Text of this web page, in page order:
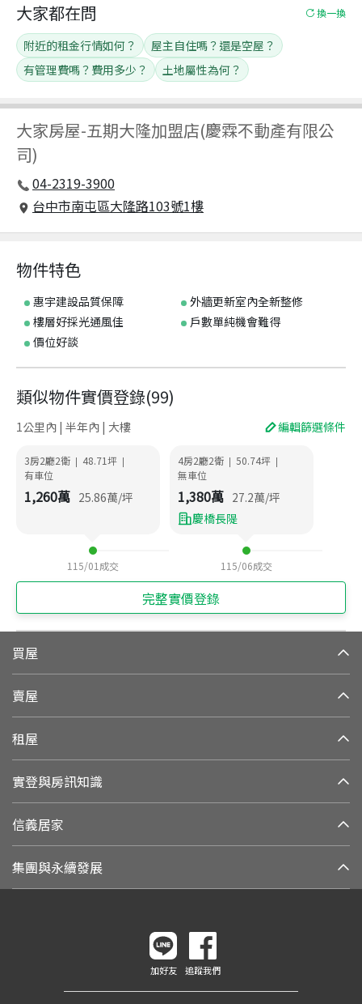
大家房屋-五期大隆加盟店(慶霖不動產有限公
司)
04-2319-3900
台中市南屯區大隆路103號1樓
大家都在問 換一換
附近的租金行情如何？
屋主自住嗎？還是空屋？
有管理費嗎？費用多少？
土地屬性為何？
物件特色
惠宇建設品質保障
外牆更新室內全新整修
樓層好採光通風佳
戶數單純機會難得
價位好談
類似物件實價登錄(99)
1公里內 | 半年內 | 大樓 編輯篩選條件
3房2廳2衛 | 48.71坪 |
有車位
1,260萬 25.86萬/坪
115/01 成交
4房2廳2衛 | 50.74坪 |
無車位
1,380萬 27.2萬/坪
慶橋長隄
115/06成交
完整實價登錄
買屋
賣屋
租屋
實登與房訊知識
信義居家
集團與永續發展
加好友 追蹤我們